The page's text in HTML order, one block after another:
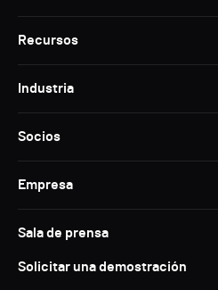
Recursos
Industria
Socios
Empresa
Sala de prensa
Solicitar una demostración